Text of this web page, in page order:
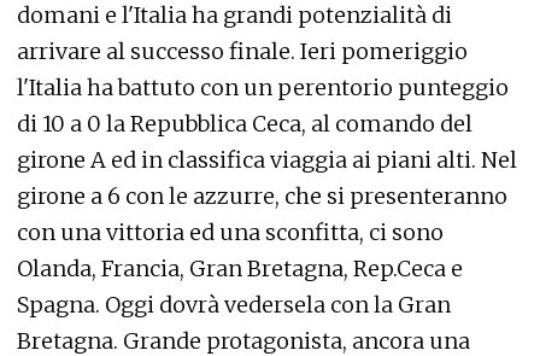
domani e l'Italia ha grandi potenzialità di
arrivare al successo finale. Ieri pomeriggio
l'Italia ha battuto con un perentorio punteggio
di 10 a 0 la Repubblica Ceca, al comando del
girone A ed in classifica viaggia ai piani alti. Nel
girone a 6 con le azzurre, che si presenteranno
con una vittoria ed una sconfitta, ci sono
Olanda, Francia, Gran Bretagna, Rep.Ceca e
Spagna. Oggi dovrà vedersela con la Gran
Bretagna. Grande protagonista, ancora una